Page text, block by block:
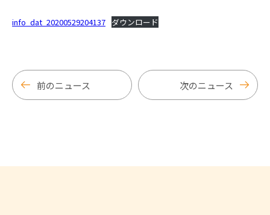
info_dat_20200529204137 ダウンロード
前のニュース 次のニュース